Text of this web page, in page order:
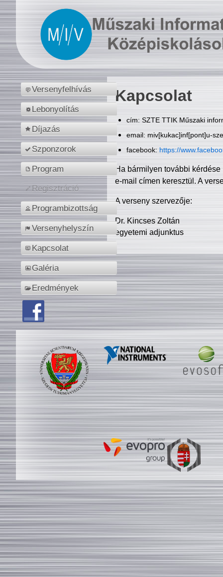
Versenyfelhívás
Lebonyolítás
Díjazás
Szponzorok
Program
Regisztráció
Programbizottság
Versenyhelyszín
Kapcsolat
Galéria
Eredmények
Kapcsolat
cím: SZTE TTIK Műszaki
email: miv[kukac]inf[pont]u-
facebook: https://
Ha bármilyen további
e-mail címen keresztül. A
A verseny szervezője:
Dr. Kincses Zoltán
egyetemi adjunktus